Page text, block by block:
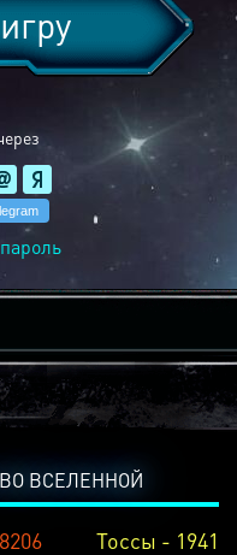
ВСЕЛЕННОЙ
Тоссы - 1941